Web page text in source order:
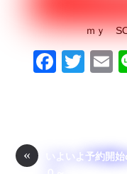
ｍｙ
F
b
T
E
«
いよいよ予約開